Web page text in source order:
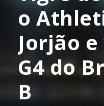
o
Jorjão
G4 do
B